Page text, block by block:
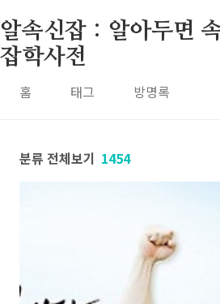
알속신잡 : 알아두면
잡학사전
홈 태그 방명록
분류 전체보기 1454